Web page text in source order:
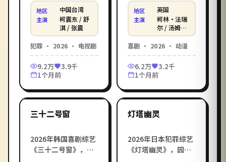
限被一次次冲撞。
2026年中国台湾口碑
犯罪电视剧，钟孟宏
与柯震东、舒淇联袂
打造。立即进入影库
电影在线观看_在线观
看电影，HD 高清画质
免费畅享、无广告流
畅播放。
地区 中国台湾
主演
柯震东 / 舒
淇 / 张震
犯罪 · 2026 · 电视剧
9.2万
3.9千
1个月前
智斗勇一边互相理
解。2026年英国口碑
喜剧动漫，林恩·拉
姆塞与柯林·法瑞
尔、汤姆·哈迪联袂
打造。立即进入影库
电影在线观看_在线观
看电影，HD 高清画质
免费畅享、无广告流
畅播放。
地区 英国
主演
柯林·法瑞
尔 / 汤姆·
哈迪 / 本尼
迪克特·康
伯巴奇 等
喜剧 · 2026 · 动漫
6.2万
3.2千
1个月前
最新
三十二号窗
2026年韩国喜剧综艺
《三十二号窗》，洪
最新
灯塔幽灵
2026年日本犯罪综艺
《灯塔幽灵》，园子